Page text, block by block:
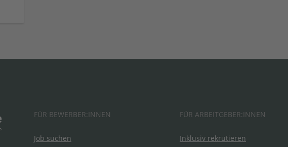
FÜR BEWERBER:INNEN
Job suchen
FÜR ARBEITGEBER:INNEN
Inklusiv rekrutieren